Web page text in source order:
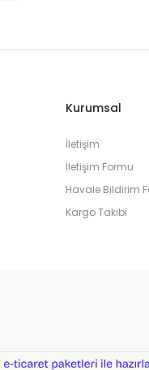
Kurumsal
İletişim
İletişim Formu
Havale Bildirim
Kargo Takibi
ideasoft e-